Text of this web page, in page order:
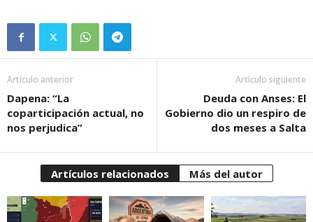
Artículo anterior
Dapena: “La
coparticipación actual, no
nos perjudica”
Artículo siguiente
Deuda con Anses: El
Gobierno dio un respiro de
dos meses a Salta
Artículos relacionados Más del autor